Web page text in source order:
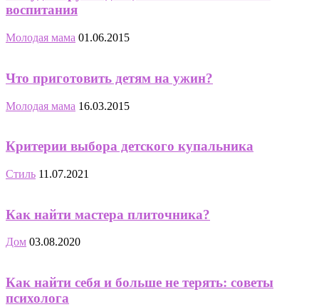
воспитания
Молодая мама 01.06.2015
Что приготовить детям на ужин?
Молодая мама 16.03.2015
Критерии выбора детского купальника
Стиль 11.07.2021
Как найти мастера плиточника?
Дом 03.08.2020
Как найти себя и больше не терять: советы
психолога